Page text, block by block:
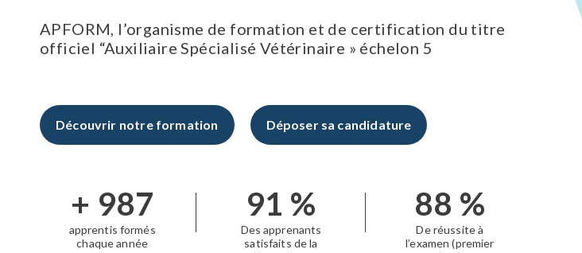
APFORM, l’organisme de formation et de certification du titre
officiel “Auxiliaire Spécialisé Vétérinaire » échelon 5
Découvrir notre formation Déposer sa candidature
+1 000
apprentis formés
chaque année
91 %
Des apprenants
satisfaits de la
88 %
De réussite à
l’examen (premier